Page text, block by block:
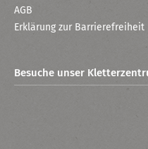
AGB
Erklärung zur Barrierefreiheit
Besuche unser